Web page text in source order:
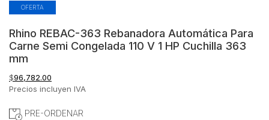
OFERTA
Rhino REBAC-363 Rebanadora Automática Para
Carne Semi Congelada 110 V 1 HP Cuchilla 363
mm
$96,782.00
Precios incluyen IVA
PRE-ORDENAR